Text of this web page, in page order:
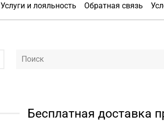
Услуги и лояльность Обратная связь
Бесплатная доставка